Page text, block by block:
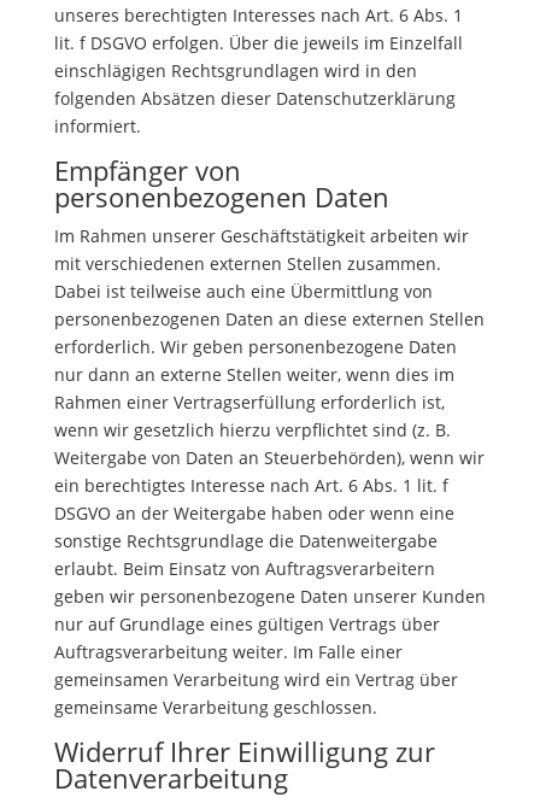
unseres berechtigten Interesses nach Art. 6 Abs. 1
lit. f DSGVO erfolgen. Über die jeweils im Einzelfall
einschlägigen Rechtsgrundlagen wird in den
folgenden Absätzen dieser Datenschutzerklärung
informiert.
Empfänger von
personenbezogenen Daten
Im Rahmen unserer Geschäftstätigkeit arbeiten wir
mit verschiedenen externen Stellen zusammen.
Dabei ist teilweise auch eine Übermittlung von
personenbezogenen Daten an diese externen Stellen
erforderlich. Wir geben personenbezogene Daten
nur dann an externe Stellen weiter, wenn dies im
Rahmen einer Vertragserfüllung erforderlich ist,
wenn wir gesetzlich hierzu verpflichtet sind (z. B.
Weitergabe von Daten an Steuerbehörden), wenn wir
ein berechtigtes Interesse nach Art. 6 Abs. 1 lit. f
DSGVO an der Weitergabe haben oder wenn eine
sonstige Rechtsgrundlage die Datenweitergabe
erlaubt. Beim Einsatz von Auftragsverarbeitern
geben wir personenbezogene Daten unserer Kunden
nur auf Grundlage eines gültigen Vertrags über
Auftragsverarbeitung weiter. Im Falle einer
gemeinsamen Verarbeitung wird ein Vertrag über
gemeinsame Verarbeitung geschlossen.
Widerruf Ihrer Einwilligung zur
Datenverarbeitung